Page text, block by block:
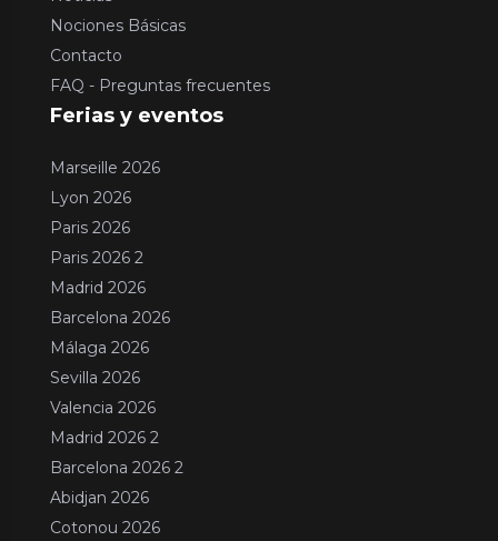
Nociones Básicas
Contacto
FAQ - Preguntas frecuentes
Ferias y eventos
Marseille 2026
Lyon 2026
Paris 2026
Paris 2026 2
Madrid 2026
Barcelona 2026
Málaga 2026
Sevilla 2026
Valencia 2026
Madrid 2026 2
Barcelona 2026 2
Abidjan 2026
Cotonou 2026